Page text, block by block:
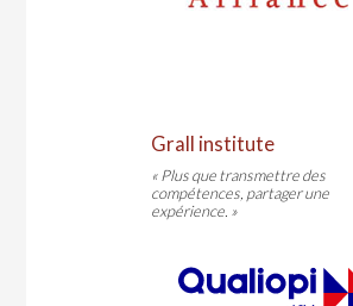
Grall institute
« Plus que transmettre des
compétences, partager une
expérience. »